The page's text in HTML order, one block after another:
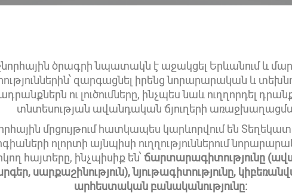
ծրագրի նպատակն է աջակցել Երևանում և
զարգացնել իրենց նորարարական և
ու լուծումները, ինչպես նաև ուղղորդել
տնտեսության ավանդական ճյուղերի
մրցույթում հատկապես կարևորվում են
ոլորտի այնպիսի ուղղություններում
հայտերը, ինչպիսիք են՝ճարտարագիտությունը
սարքաշինություն), նյութագիտությունը,
արհեստական բանականությունը։